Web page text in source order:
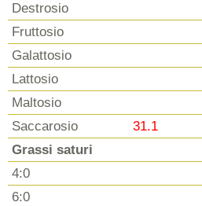
Destrosio
Fruttosio
Galattosio
Lattosio
Maltosio
Saccarosio
31.1
Grassi saturi
4:0
6:0